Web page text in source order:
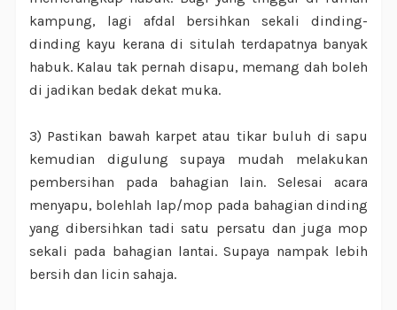
kampung, lagi afdal bersihkan sekali dinding-
dinding kayu kerana di situlah terdapatnya banyak
habuk. Kalau tak pernah disapu, memang dah boleh
di jadikan bedak dekat muka.
3) Pastikan bawah karpet atau tikar buluh di sapu
kemudian digulung supaya mudah melakukan
pembersihan pada bahagian lain. Selesai acara
menyapu, bolehlah lap/mop pada bahagian dinding
yang dibersihkan tadi satu persatu dan juga mop
sekali pada bahagian lantai. Supaya nampak lebih
bersih dan licin sahaja.